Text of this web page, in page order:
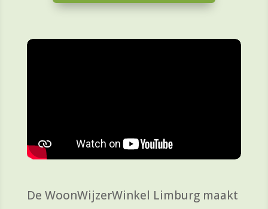
De WoonWijzerWinkel Limburg maakt